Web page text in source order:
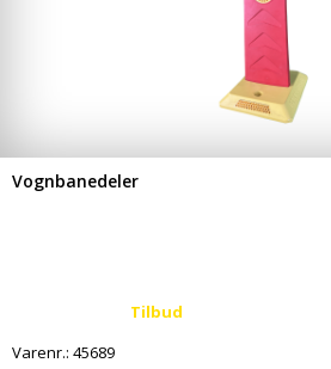
Vognbanedeler
Tilbud
Varenr.: 45689